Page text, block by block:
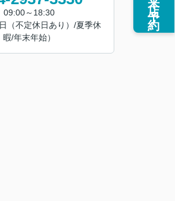
09:00～18:30
（不定休日あり）/夏季休
暇/年末年始）